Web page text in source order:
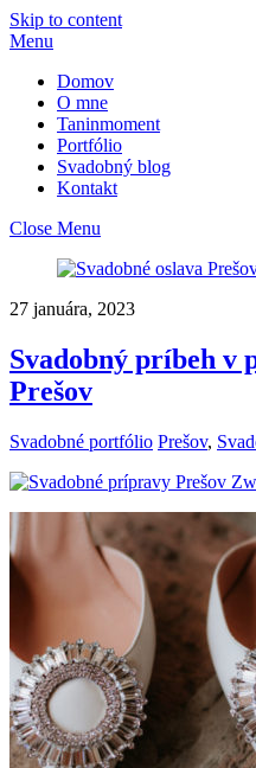
Skip to content
Menu
Domov
O mne
Taninmoment
Portfólio
Svadobný blog
Kontakt
Close Menu
27 januára, 2023
Svadobný príbeh v
Prešov
Svadobné portfólio Prešov,